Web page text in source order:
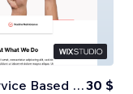
Handyman, Electrician or Service Based Business30 $